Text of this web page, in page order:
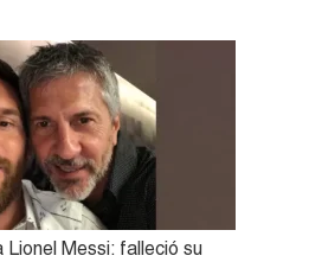
Messi: falleció su